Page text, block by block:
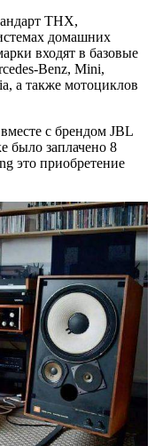
THX,
домашних
входят в базовые
Benz, Mini,
а также мотоциклов
с брендом JBL
было заплачено 8
это приобретение